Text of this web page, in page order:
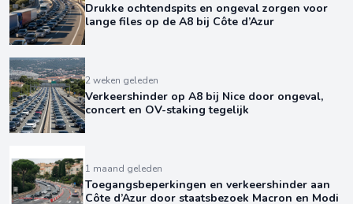
Drukke ochtendspits en ongeval zorgen voor
lange files op de A8 bij Côte d’Azur
2 weken geleden
Verkeershinder op A8 bij Nice door ongeval,
concert en OV-staking tegelijk
1 maand geleden
Toegangsbeperkingen en verkeershinder aan
Côte d’Azur door staatsbezoek Macron en Modi